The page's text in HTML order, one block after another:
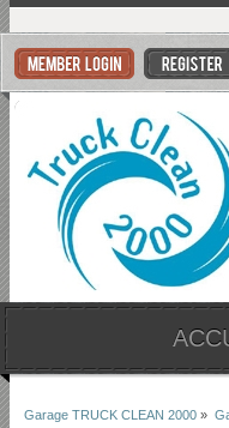
Garage TRUCK CLEAN 2000 »